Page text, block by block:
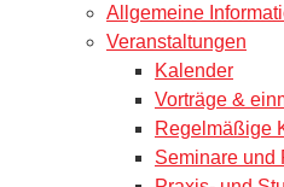
Allgemeine
Veranstaltungen
Kalender
Vorträge &
Regelmäßige
Seminare und